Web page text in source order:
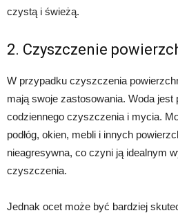
czystą i świeżą.
2. Czyszczenie
W przypadku czyszczenia
mają swoje zastosowania. Woda
codziennego czyszczenia i mycia.
podłóg, okien, mebli i innych
nieagresywna, co czyni ją idealnym
czyszczenia.
Jednak ocet może być bardziej